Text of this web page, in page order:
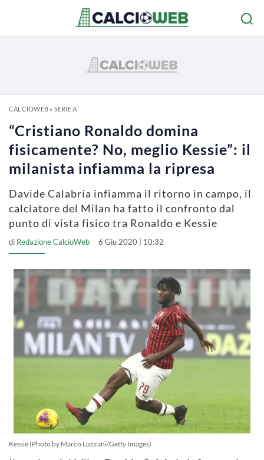
CALCIOWEB» SERIE A
“Cristiano Ronaldo domina
fisicamente? No, meglio Kessie”: il
milanista infiamma la ripresa
Davide Calabria infiamma il ritorno in campo, il
calciatore del Milan ha fatto il confronto dal
punto di vista fisico tra Ronaldo e Kessie
di Redazione CalcioWeb 6 Giu 2020 | 10:32
Kessié (Photo by Marco Luzzani/Getty Images)